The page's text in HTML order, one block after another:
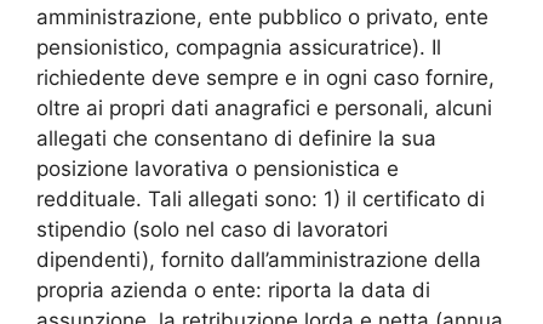
amministrazione, ente pubblico o privato, ente
pensionistico, compagnia assicuratrice). Il
richiedente deve sempre e in ogni caso fornire,
oltre ai propri dati anagrafici e personali, alcuni
allegati che consentano di definire la sua
posizione lavorativa o pensionistica e
reddituale. Tali allegati sono: 1) il certificato di
stipendio (solo nel caso di lavoratori
dipendenti), fornito dall’amministrazione della
propria azienda o ente: riporta la data di